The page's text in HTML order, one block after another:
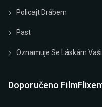
Policajt Drábem
Past
Oznamuje Se Láskám
Doporučeno